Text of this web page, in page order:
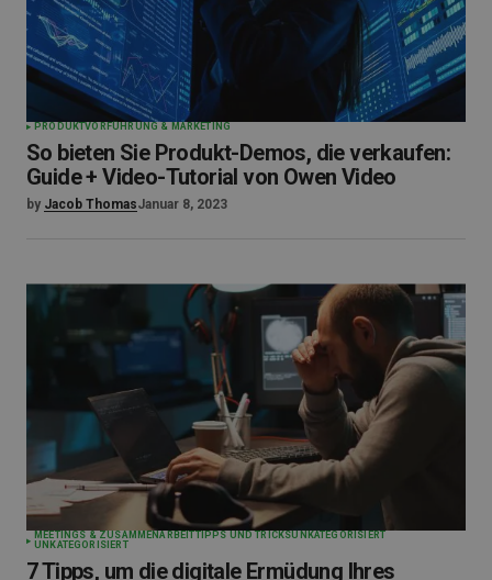
PRODUKTVORFÜHRUNG & MARKETING
So bieten Sie Produkt-Demos, die verkaufen:
Guide + Video-Tutorial von Owen Video
by Jacob ThomasJanuar 8, 2023
MEETINGS & ZUSAMMENARBEITTIPPS UND TRICKSUNKATEGORISIERT
UNKATEGORISIERT
7 Tipps, um die digitale Ermüdung Ihres